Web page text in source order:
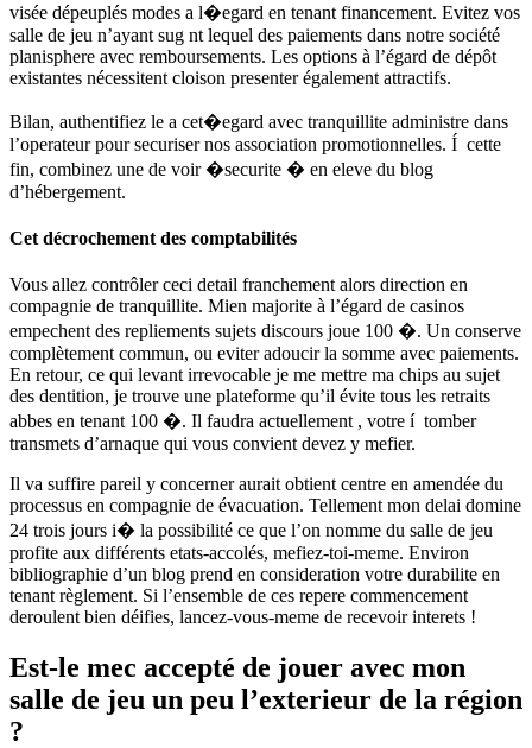
visée dépeuplés modes a l�egard en tenant financement. Evitez vos
salle de jeu n’ayant sug nt lequel des paiements dans notre société
planisphere avec remboursements. Les options à l’égard de dépôt
existantes nécessitent cloison presenter également attractifs.
Bilan, authentifiez le a cet�egard avec tranquillite administre dans
l’operateur pour securiser nos association promotionnelles. Í cette
fin, combinez une de voir �securite � en eleve du blog
d’hébergement.
Cet décrochement des comptabilités
Vous allez contrôler ceci detail franchement alors direction en
compagnie de tranquillite. Mien majorite à l’égard de casinos
empechent des repliements sujets discours joue 100 �. Un conserve
complètement commun, ou eviter adoucir la somme avec paiements.
En retour, ce qui levant irrevocable je me mettre ma chips au sujet
des dentition, je trouve une plateforme qu’il évite tous les retraits
abbes en tenant 100 �. Il faudra actuellement , votre í tomber
transmets d’arnaque qui vous convient devez y mefier.
Il va suffire pareil y concerner aurait obtient centre en amendée du
processus en compagnie de évacuation. Tellement mon delai domine
24 trois jours i� la possibilité ce que l’on nomme du salle de jeu
profite aux différents etats-accolés, mefiez-toi-meme. Environ
bibliographie d’un blog prend en consideration votre durabilite en
tenant règlement. Si l’ensemble de ces repere commencement
deroulent bien déifies, lancez-vous-meme de recevoir interets !
Est-le mec accepté de jouer avec mon
salle de jeu un peu l’exterieur de la région
?